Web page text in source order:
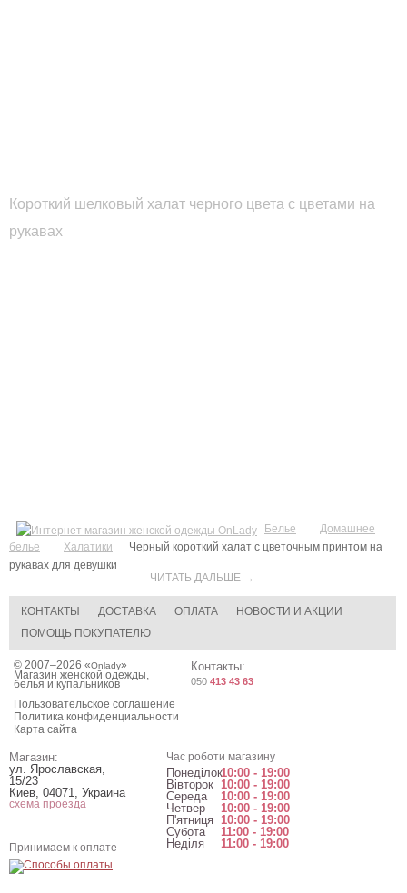
Короткий шелковый халат черного цвета с цветами на
рукавах
ЧИТАТЬ ДАЛЬШЕ →
Белье
Домашнее
белье
Халатики
Черный короткий халат с цветочным принтом на
рукавах для девушки
КОНТАКТЫ ДОСТАВКА ОПЛАТА
НОВОСТИ И АКЦИИ
ПОМОЩЬ ПОКУПАТЕЛЮ
© 2007–2026 «Onlady»
Магазин женской одежды,
белья и купальников
Пользовательское соглашение
Политика конфиденциальности
Карта сайта
Контакты:
050 413 43 63
Магазин:
ул. Ярославская,
15/23
Киев 04071 Украина
схема проезда
Час роботи магазину
Понеділок10:00 - 19:00
Вівторок 10:00 - 19:00
Середа
10:00 - 19:00
Четвер
10:00 - 19:00
П'ятниця 10:00 - 19:00
Субота
11:00 - 19:00
Неділя
11:00 - 19:00
Принимаем к оплате